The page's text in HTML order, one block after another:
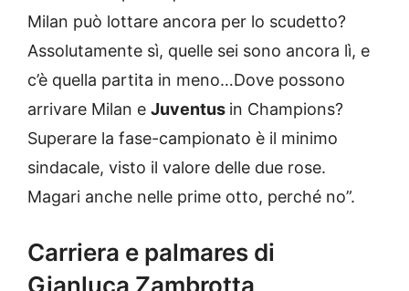
Milan può lottare ancora per lo scudetto?
Assolutamente sì, quelle sei sono ancora lì, e
c’è quella partita in meno…Dove possono
arrivare Milan e Juventus in Champions?
Superare la fase-campionato è il minimo
sindacale, visto il valore delle due rose.
Magari anche nelle prime otto, perché no”.
Carriera e palmares di